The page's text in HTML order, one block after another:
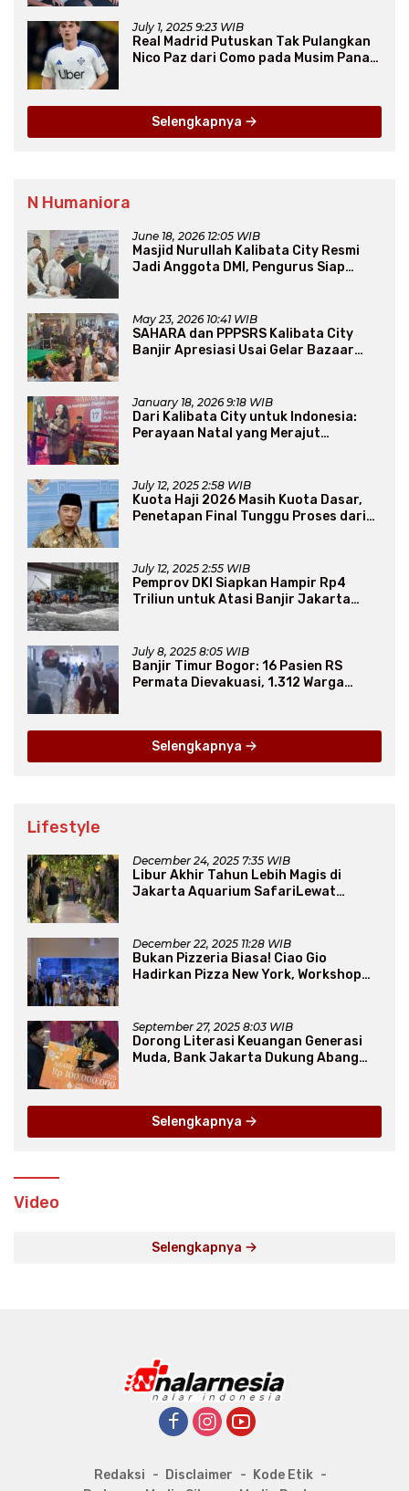
July 1, 2025 9:23 WIB
Real Madrid Putuskan Tak Pulangkan
Nico Paz dari Como pada Musim Panas
Selengkapnya
N Humaniora
June 18, 2026 12:05 WIB
Masjid Nurullah Kalibata City Resmi
Jadi Anggota DMI, Pengurus Siap
May 23, 2026 10:41 WIB
SAHARA dan PPPSRS Kalibata City
Banjir Apresiasi Usai Gelar Bazaar
January 18, 2026 9:18 WIB
Dari Kalibata City untuk Indonesia:
Perayaan Natal yang Merajut
July 12, 2025 2:58 WIB
Kuota Haji 2026 Masih Kuota Dasar,
Penetapan Final Tunggu Proses dari
July 12, 2025 2:55 WIB
Pemprov DKI Siapkan Hampir Rp4
Triliun untuk Atasi Banjir Jakarta
July 8, 2025 8:05 WIB
Banjir Timur Bogor: 16 Pasien RS
Permata Dievakuasi, 1.312 Warga
Selengkapnya
Lifestyle
December 24, 2025 7:35 WIB
Libur Akhir Tahun Lebih Magis di
Jakarta Aquarium SafariLewat
December 22, 2025 11:28 WIB
Bukan Pizzeria Biasa! Ciao Gio
Hadirkan Pizza New York, Workshop
September 27, 2025 8:03 WIB
Dorong Literasi Keuangan Generasi
Muda, Bank Jakarta Dukung Abang
Selengkapnya
Video
Selengkapnya
Redaksi Disclaimer
Kode Etik